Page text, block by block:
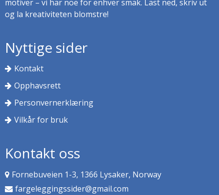
motiver – vi har noe for enhver smak. Last ned, skriv ut
og la kreativiteten blomstre!
Nyttige sider
Kontakt
Opphavsrett
Personvernerklæring
Vilkår for bruk
Kontakt oss
Fornebuveien 1-3, 1366 Lysaker, Norway
fargeleggingssider@gmail.com